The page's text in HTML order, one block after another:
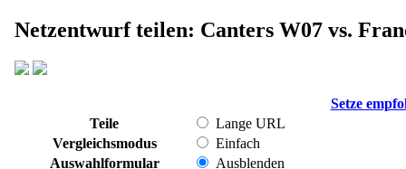
Netzentwurf teilen: Canters W07 vs.
Setze
Teile
Lange URL
Vergleichsmodus
Einfach
Auswahlformular
Ausblenden